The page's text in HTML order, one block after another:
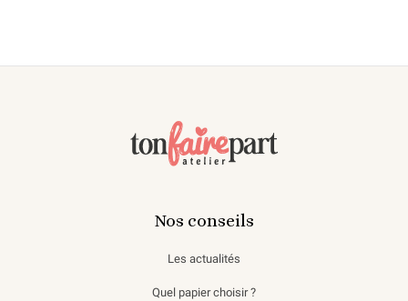
Nos conseils
Les actualités
Quel papier choisir ?